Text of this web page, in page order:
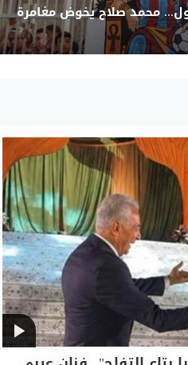
محمد صلاح يخوض مغامرة